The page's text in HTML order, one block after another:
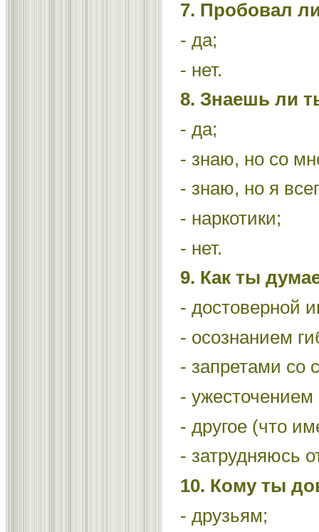
7. Пробовал
- да;
- нет.
8. Знаешь ли
- да;
- знаю, но со
- знаю, но я
- наркотики;
- нет.
9. Как ты
- достоверной
- осознанием
- запретами со
- ужесточением
- другое (что
- затрудняюсь
10. Кому ты
- друзьям;